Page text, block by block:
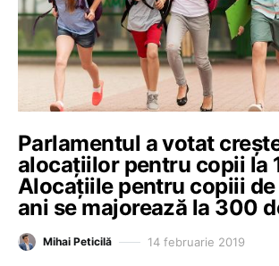
Parlamentul a votat
alocațiilor pentru copii la
Alocațiile pentru copiii de
ani se majorează la 300
Mihai Peticilă 14 februarie 2019